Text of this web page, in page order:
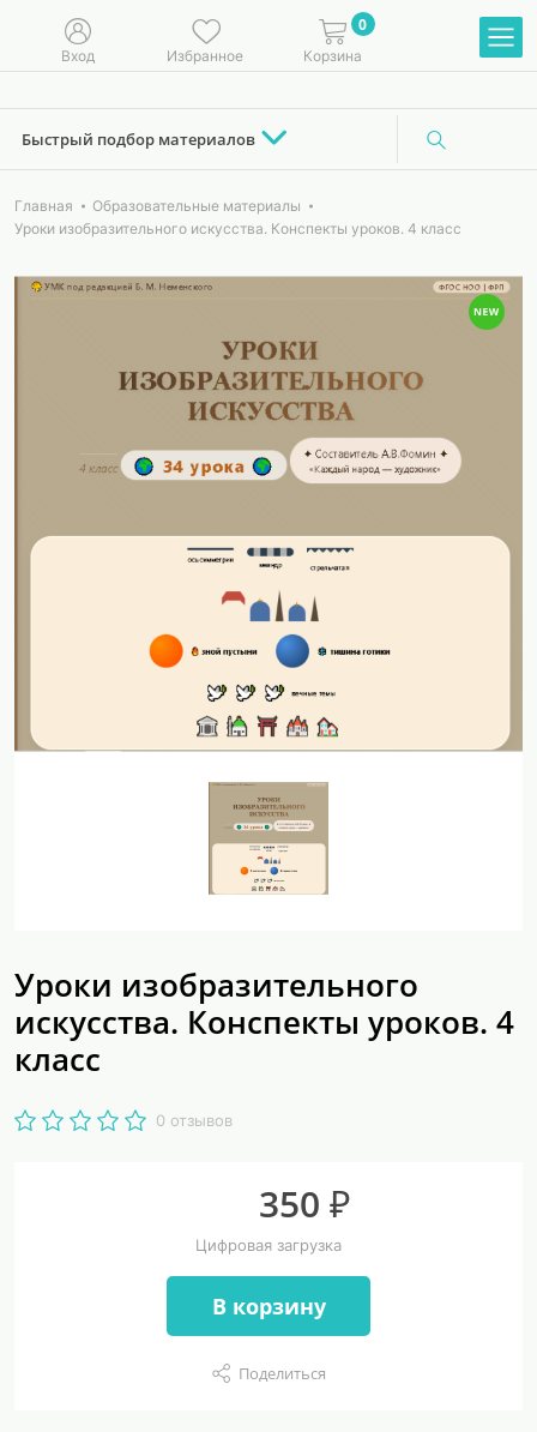
Вход Избранное
0
Корзина
Быстрый подбор материалов
Главная
Образовательные материалы
Уроки изобразительного искусства. Конспекты уроков. 4 класс
Уроки изобразительного
искусства. Конспекты уроков. 4
класс
0 отзывов
350 ₽
Цифровая загрузка
В корзину
Поделиться